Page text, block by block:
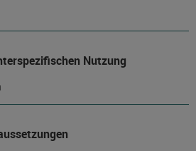
Nutzung